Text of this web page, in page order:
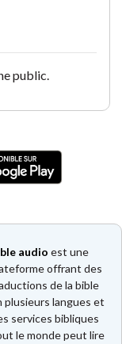
public.
audio est une
offrant des
de la bible
plusieurs langues et
services bibliques
le monde peut lire